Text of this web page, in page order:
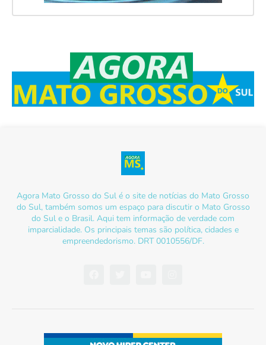
Agora Mato Grosso do Sul é o site de notícias do Mato Grosso
do Sul, também somos um espaço para discutir o Mato Grosso
do Sul e o Brasil. Aqui tem informação de verdade com
imparcialidade. Os principais temas são política, cidades e
empreendedorismo. DRT 0010556/DF.